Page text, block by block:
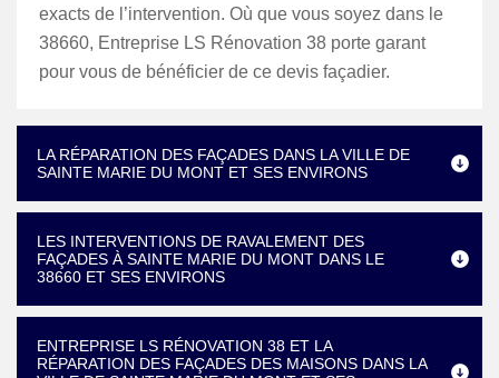
exacts de l’intervention. Où que vous soyez dans le
38660, Entreprise LS Rénovation 38 porte garant
pour vous de bénéficier de ce devis façadier.
LA RÉPARATION DES FAÇADES DANS LA VILLE DE
SAINTE MARIE DU MONT ET SES ENVIRONS
LES INTERVENTIONS DE RAVALEMENT DES
FAÇADES À SAINTE MARIE DU MONT DANS LE
38660 ET SES ENVIRONS
ENTREPRISE LS RÉNOVATION 38 ET LA
RÉPARATION DES FAÇADES DES MAISONS DANS LA